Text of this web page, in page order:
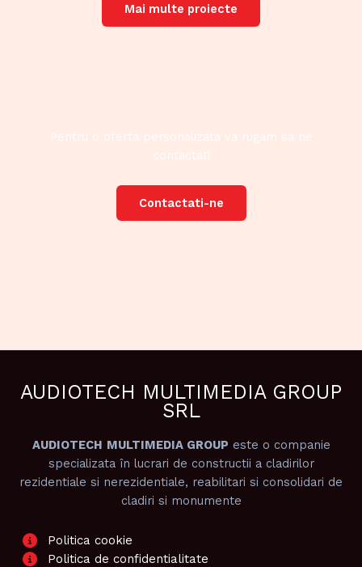
Mai multe proiecte
Pentru o oferta personalizata va rugam sa ne
contactati
Contactati-ne
AUDIOTECH MULTIMEDIA GROUP
SRL
AUDIOTECH MULTIMEDIA GROUP este o companie
specializata în lucrari de constructii a cladirilor
rezidentiale si nerezidentiale, reabilitari si consolidari de
cladiri si monumente
Politica cookie
Politica de confidentialitate